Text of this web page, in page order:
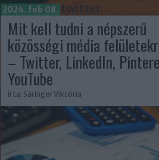
Címkék»twitter
2024. feb 08.
Mit kell tudni a népszerű
közösségi média
– Twitter, LinkedIn,
YouTube
írta: Sáringer Viktória